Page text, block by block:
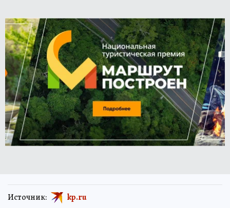
Источник: kp.ru